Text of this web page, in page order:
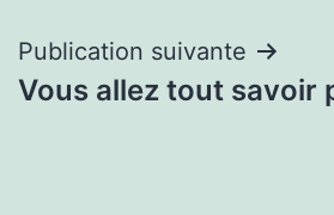
Publication suivante
Vous allez tout savoir